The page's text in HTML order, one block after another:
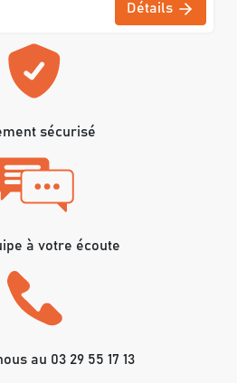
Détails
sécurisé
à votre écoute
au 03 29 55 17 13